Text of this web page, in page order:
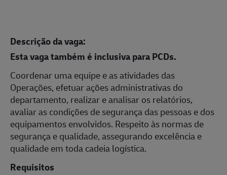
Descrição da vaga:
Esta vaga também é inclusiva para PCDs.
Coordenar uma equipe e as atividades das
Operações, efetuar ações administrativas do
departamento, realizar e analisar os relatórios,
avaliar as condições de segurança das pessoas e dos
equipamentos envolvidos. Respeito às normas de
segurança e qualidade, assegurando excelência e
qualidade em toda cadeia logística.
Requisitos